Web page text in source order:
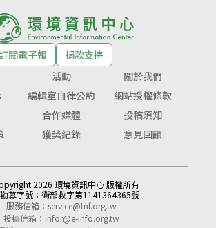
閱電子報
捐款支持
活動
關於我們
編輯室自律公約
網站授權條款
合作媒體
投稿須知
獲獎紀錄 意見回饋
2026 環境資訊中心 版權所有
募字號： 衛部救字第1141364365號
服務信箱： service@tnf.org.tw
投稿信箱： infor@e-info.org.tw